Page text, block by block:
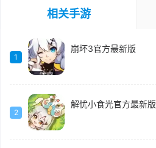
相关手游
1
崩坏3官方最新版
2
解忧小食光官方最新版